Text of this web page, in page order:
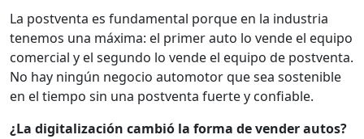
La postventa es fundamental porque en la industria
tenemos una máxima: el primer auto lo vende el equipo
comercial y el segundo lo vende el equipo de postventa.
No hay ningún negocio automotor que sea sostenible
en el tiempo sin una postventa fuerte y confiable.
¿La digitalización cambió la forma de vender autos?